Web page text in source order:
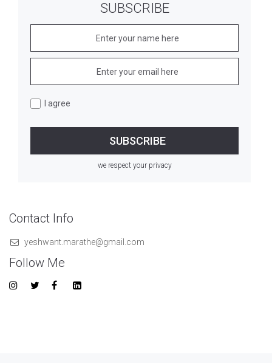
SUBSCRIBE
I agree
we respect your privacy
Contact Info
yeshwant.marathe@gmail.com
Follow Me